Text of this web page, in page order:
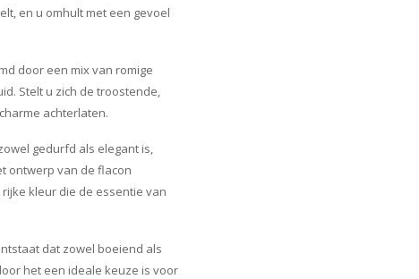
en u omhult met een gevoel
door een mix van romige
Stelt u zich de troostende,
achterlaten.
gedurfd als elegant is,
ontwerp van de flacon
kleur die de essentie van
dat zowel boeiend als
het een ideale keuze is voor